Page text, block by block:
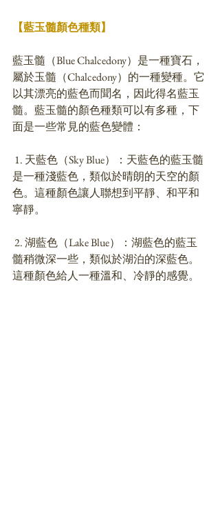
【藍玉髓顏色種類】
藍玉髓（Blue Chalcedony）是一種寶石，
屬於玉髓（Chalcedony）的一種變種。它
以其漂亮的藍色而聞名，因此得名藍玉
髓。藍玉髓的顏色種類可以有多種，下
面是一些常見的藍色變體：
是一種淺藍色，類似於晴朗的天空的顏
色。這種顏色讓人聯想到平靜、和平和
寧靜。
髓稍微深一些，類似於湖泊的深藍色。
這種顏色給人一種溫和、冷靜的感覺。